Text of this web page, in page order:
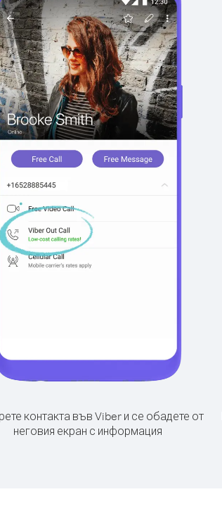
контакта във Viber и се обадете от
неговия екран с информация